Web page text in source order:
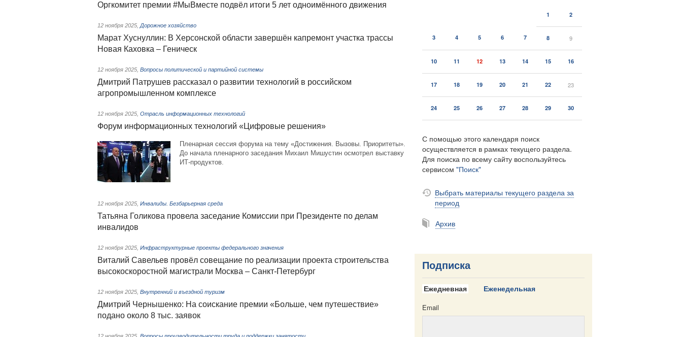
Оргкомитет премии #МыВместе подвёл итоги 5 лет одноимённого движения
12 ноября 2025 Дорожное хозяйство
Марат Хуснуллин: В Херсонской области завершён капремонт участка трассы
Новая Каховка – Геническ
12 ноября 2025 Вопросы политической и партийной системы
Дмитрий Патрушев рассказал о развитии технологий в российском
агропромышленном комплексе
12 ноября 2025 Отрасль информационных технологий
Форум информационных технологий «Цифровые решения»
Пленарная сессия форума на тему «Достижения. Вызовы. Приоритеты».
До начала пленарного заседания Михаил Мишустин осмотрел выставку
ИТ-продуктов.
12 ноября 2025 Инвалиды. Безбарьерная среда
Татьяна Голикова провела заседание Комиссии при Президенте по делам
инвалидов
12 ноября 2025 Инфраструктурные проекты федерального значения
Виталий Савельев провёл совещание по реализации проекта строительства
высокоскоростной магистрали Москва – Санкт-Петербург
12 ноября 2025 Внутренний и въездной туризм
Дмитрий Чернышенко: На соискание премии «Больше, чем путешествие»
подано около 8 тыс. заявок
1 2
3 4 5 6 7 8 9
10 11 12 13 14 15 16
17 18 19 20 21 22 23
24 25 26 27 28 29 30
С помощью этого календаря поиск
осуществляется в рамках текущего раздела.
Для поиска по всему сайту воспользуйтесь
сервисом "Поиск"
Выбрать материалы текущего раздела за
период
Архив
Подписка
Ежедневная Еженедельная
Email